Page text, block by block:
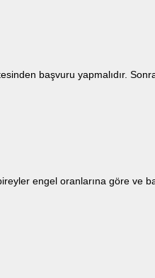
başvuru yapmalıdır.
engel oranlarına göre ve